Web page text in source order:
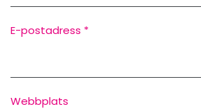
E-postadress *
Webbplats